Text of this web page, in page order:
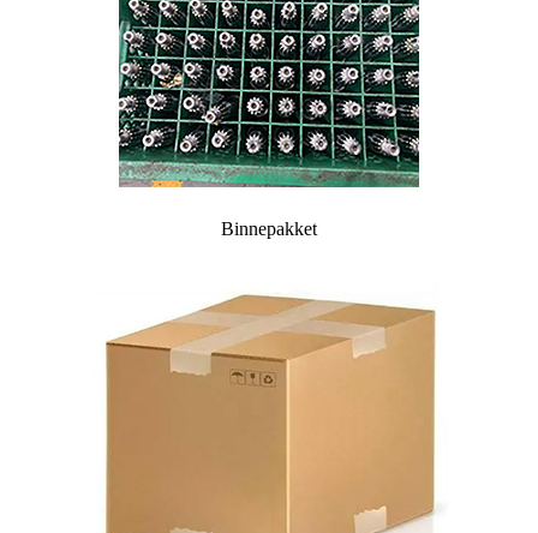
Binnepakket